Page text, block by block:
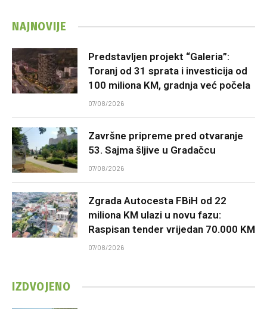
NAJNOVIJE
Predstavljen projekt “Galeria”:
Toranj od 31 sprata i investicija od
100 miliona KM, gradnja već počela
07/08/2026
Završne pripreme pred otvaranje
53. Sajma šljive u Gradačcu
07/08/2026
Zgrada Autocesta FBiH od 22
miliona KM ulazi u novu fazu:
Raspisan tender vrijedan 70.000 KM
07/08/2026
IZDVOJENO